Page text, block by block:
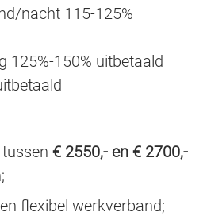
nacht 115-125%
125%-150% uitbetaald
€ 2550,- en € 2700,-
flexibel werkverband;